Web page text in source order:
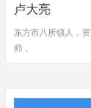
卢大亮
东方市八所镇人，
师，